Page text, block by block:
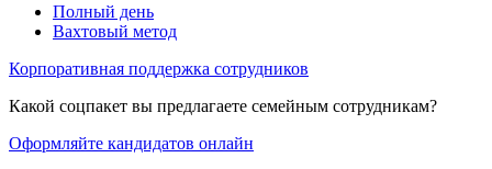
Полный день
Вахтовый метод
Корпоративная поддержка сотрудников
Какой соцпакет вы предлагаете семейным сотрудникам?
Оформляйте кандидатов онлайн